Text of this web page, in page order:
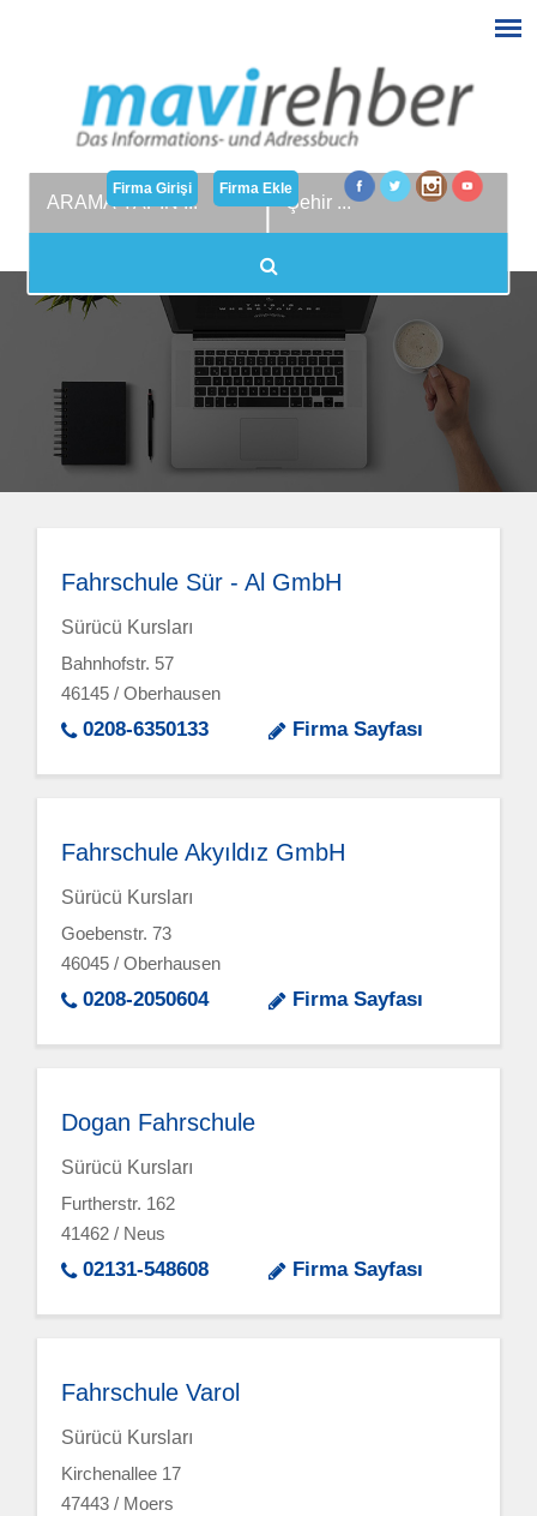
Firma Girişi Firma Ekle
Fahrschule Sür - Al GmbH
Sürücü Kursları
Bahnhofstr. 57
46145 / Oberhausen
0208-6350133 Firma Sayfası
Fahrschule Akyıldız GmbH
Sürücü Kursları
Goebenstr. 73
46045 / Oberhausen
0208-2050604 Firma Sayfası
Dogan Fahrschule
Sürücü Kursları
Furtherstr. 162
41462 / Neus
02131-548608 Firma Sayfası
Fahrschule Varol
Sürücü Kursları
Kirchenallee 17
47443 / Moers